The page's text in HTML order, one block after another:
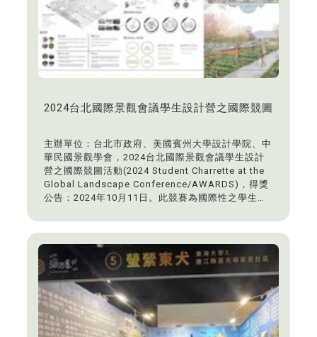
2024台北國際景觀會議學生設計營之國際競圖
主辦單位：台北市政府、美國賓州大學設計學院、中
華民國景觀學會，2024台北國際景觀會議學生設計
營之國際競圖活動(2024 Student Charrette at the
Global Landscape Conference/AWARDS)，得獎
公告：2024年10月11日。此競賽為國際性之學生競
競圖，榮獲得2個Honor Award獎(含獎金500美